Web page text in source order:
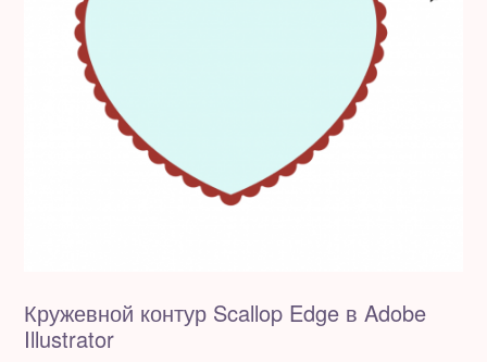
Кружевной контур Scallop Edge в Adobe
Illustrator